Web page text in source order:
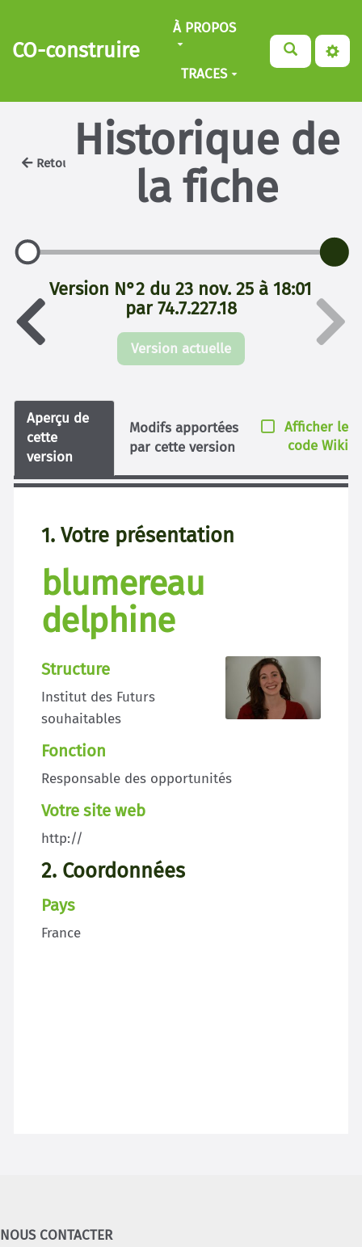
Aller au contenu principal
CO-construire
À PROPOS
TRACES
Retour
Historique de
la fiche
Version N°2 du 23 nov. 25 à 18:01
par 74.7.227.18
Version actuelle
Aperçu de
cette
version
Modifs apportées
par cette version
Afficher le
code Wiki
1. Votre présentation
blumereau
delphine
Structure
Institut des Futurs
souhaitables
Fonction
Responsable des opportunités
Votre site web
http://
2. Coordonnées
Pays
France
NOUS CONTACTER